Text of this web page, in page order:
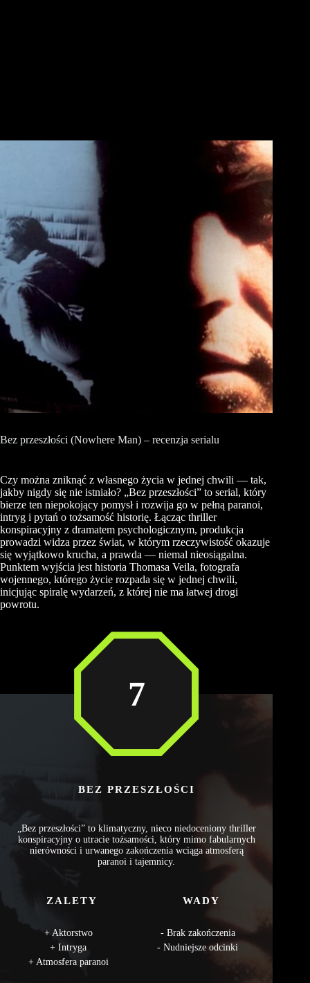
Bez przeszłości (Nowhere Man) – recenzja serialu
Czy można zniknąć z własnego życia w jednej chwili — tak,
jakby nigdy się nie istniało? „Bez przeszłości” to serial, który
bierze ten niepokojący pomysł i rozwija go w pełną paranoi,
intryg i pytań o tożsamość historię. Łącząc thriller
konspiracyjny z dramatem psychologicznym, produkcja
prowadzi widza przez świat, w którym rzeczywistość okazuje
się wyjątkowo krucha, a prawda — niemal nieosiągalna.
Punktem wyjścia jest historia Thomasa Veila, fotografa
wojennego, którego życie rozpada się w jednej chwili,
inicjując spiralę wydarzeń, z której nie ma łatwej drogi
powrotu.
BEZ PRZESZŁOŚCI
„Bez przeszłości” to klimatyczny, nieco niedoceniony thriller
konspiracyjny o utracie tożsamości, który mimo fabularnych
nierówności i urwanego zakończenia wciąga atmosferą
paranoi i tajemnicy.
ZALETY
Aktorstwo
Intryga
Atmosfera paranoi
WADY
Brak zakończenia
Nudniejsze odcinki
7